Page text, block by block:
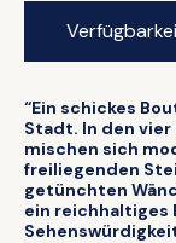
“Ein schickes
Stadt. In den
mischen sich
freiliegenden
getünchten
ein reichhaltiges